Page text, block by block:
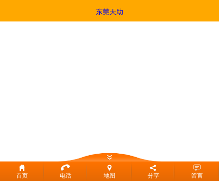
东莞天助
首页 电话 地图 分享 留言